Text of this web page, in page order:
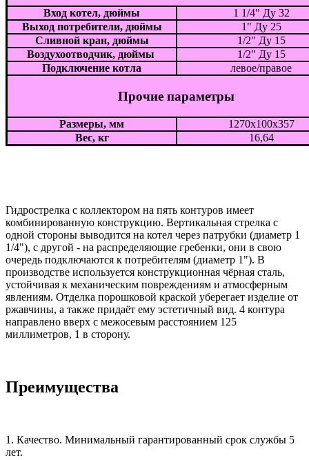
Вход котел, дюймы
1 1/4" Ду 32
Выход потребители, дюймы
1" Ду 25
Сливной кран, дюймы
1/2" Ду 15
Воздухоотводчик, дюймы
1/2" Ду 15
Подключение котла
левое/правое
Прочие параметры
Размеры, мм
1270х100х357
Вес, кг
16,64
Гидрострелка с коллектором на пять контуров имеет
комбинированную конструкцию. Вертикальная стрелка с
одной стороны выводится на котел через патрубки (диаметр 1
1/4"), с другой - на распределяющие гребенки, они в свою
очередь подключаются к потребителям (диаметр 1"). В
производстве используется конструкционная чёрная сталь,
устойчивая к механическим повреждениям и атмосферным
явлениям. Отделка порошковой краской уберегает изделие от
ржавчины, а также придаёт ему эстетичный вид. 4 контура
направлено вверх с межосевым расстоянием 125
миллиметров, 1 в сторону.
Преимущества
1. Качество. Минимальный гарантированный срок службы 5
лет.